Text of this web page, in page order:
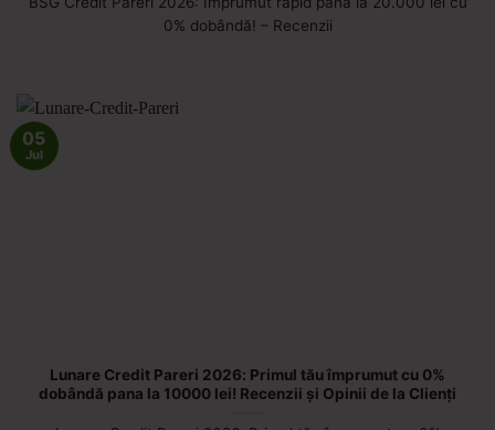
0% dobândă! – Recenzii
Lunare Credit Pareri 2026: Primul tău împrumut cu 0%
dobândă pana la 10000 lei! Recenzii și Opinii de la Clienți
05
Jul